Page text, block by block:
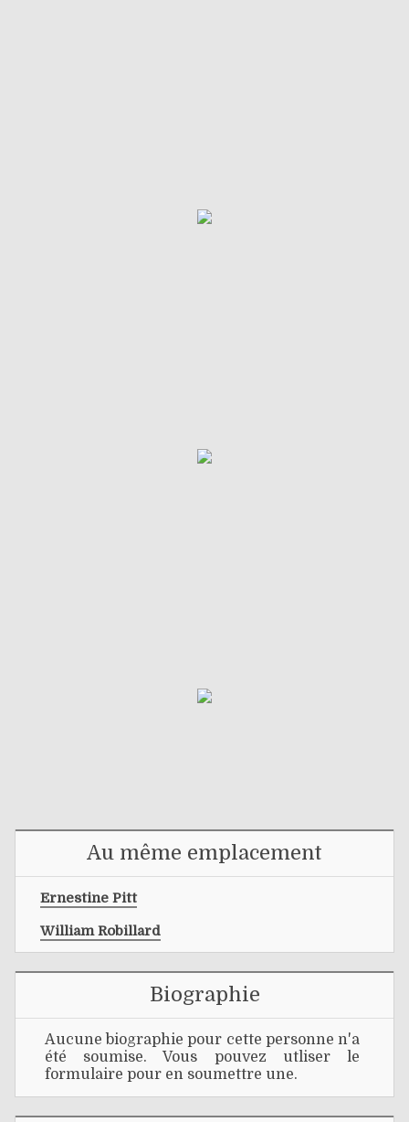
Au même emplacement
Ernestine Pitt
William Robillard
Biographie
Aucune biographie pour cette personne n'a
été soumise. Vous pouvez utliser le
formulaire pour en soumettre une.